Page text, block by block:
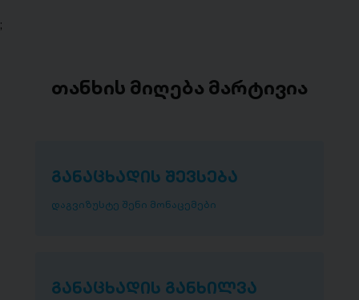
;
თანხის მიღება მარტივია
განაცხადის შევსება
დაგვიზუსტე შენი მონაცემები
განაცხადის განხილვა